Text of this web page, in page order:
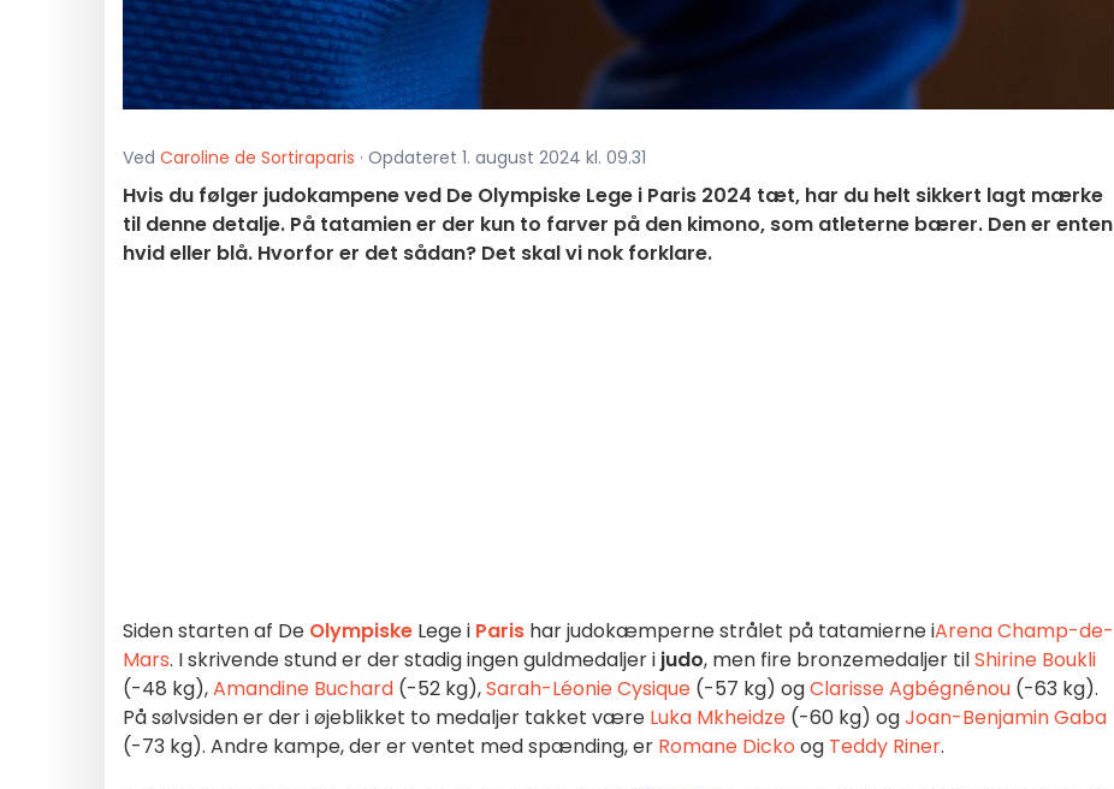
Ved Caroline de Sortiraparis · Opdateret 1. august 2024 kl. 09.31
Hvis du følger judokampene ved De Olympiske Lege i Paris 2024 tæt, har du helt sikkert lagt mærke
til denne detalje. På tatamien er der kun to farver på den kimono, som atleterne bærer. Den er enten
hvid eller blå. Hvorfor er det sådan? Det skal vi nok forklare.
Siden starten af De Olympiske Lege i Paris har judokæmperne strålet på tatamierne iArena Champ-de-
Mars. I skrivende stund er der stadig ingen guldmedaljer i judo, men fire bronzemedaljer tilShirine Boukli
(-48 kg),Amandine Buchard (-52 kg),Sarah-Léonie Cysique (-57 kg) ogClarisse Agbégnénou (-63 kg).
På sølvsiden er der i øjeblikket to medaljer takket være Luka Mkheidze (-60 kg) ogJoan-Benjamin Gaba
(-73 kg). Andre kampe, der er ventet med spænding, er Romane Dicko og Teddy Riner.